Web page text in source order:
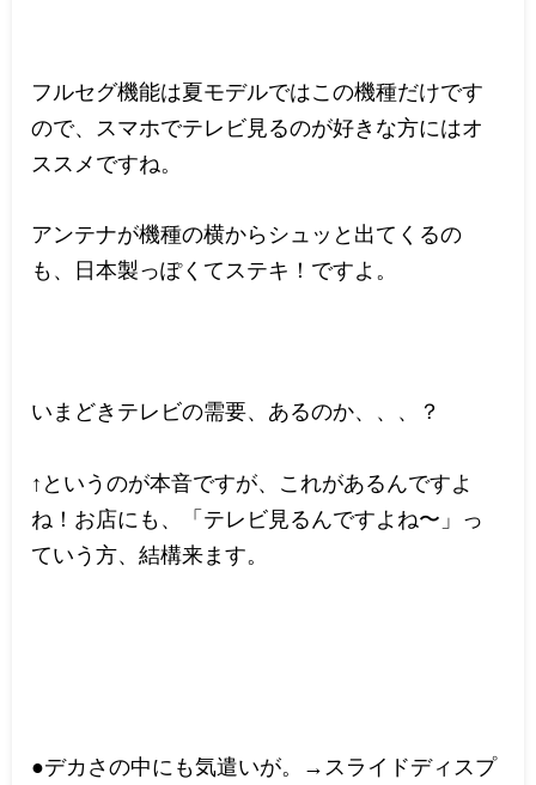
フルセグ機能は夏モデルではこの機種だけです
ので、スマホでテレビ見るのが好きな方にはオ
ススメですね。
アンテナが機種の横からシュッと出てくるの
も、日本製っぽくてステキ！ですよ。
いまどきテレビの需要、あるのか、、、？
↑というのが本音ですが、これがあるんですよ
ね！お店にも、「テレビ見るんですよね〜」っ
ていう方、結構来ます。
●デカさの中にも気遣いが。→スライドディスプ